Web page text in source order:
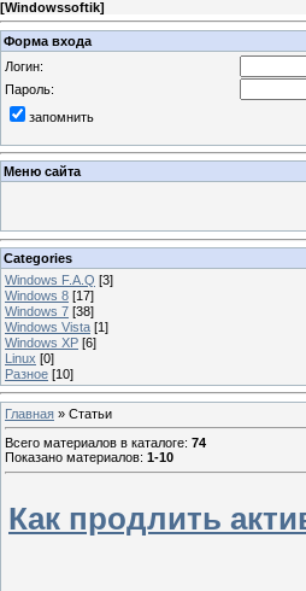
[Windowssoftik]
Форма входа
Логин:
Пароль:
запомнить
Меню сайта
Categories
Windows F.A.Q [3]
Windows 8 [17]
Windows 7 [38]
Windows Vista [1]
Windows XP [6]
Linux [0]
Разное [10]
Главная » Статьи
Всего материалов в каталоге: 74
Показано материалов: 1-10
Как продлить